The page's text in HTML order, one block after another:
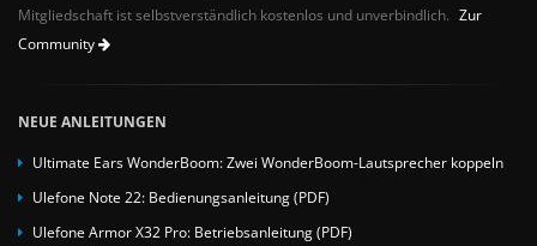
Mitgliedschaft ist selbstverständlich kostenlos und unverbindlich. Zur
Community
NEUE ANLEITUNGEN
Ultimate Ears WonderBoom: Zwei WonderBoom-Lautsprecher koppeln
Ulefone Note 22: Bedienungsanleitung (PDF)
Ulefone Armor X32 Pro: Betriebsanleitung (PDF)